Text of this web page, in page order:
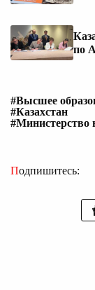
по
#Высшее
#Казахстан
#Министерство
Подпишитесь: